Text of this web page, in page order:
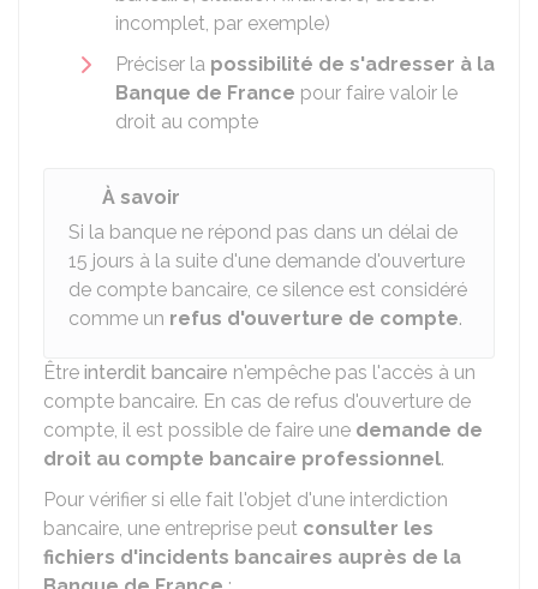
incomplet, par exemple)
Préciser la possibilité de s'adresser à la
Banque de France pour faire valoir le
droit au compte
À savoir
Si la banque ne répond pas dans un délai de
15 jours à la suite d'une demande d'ouverture
de compte bancaire, ce silence est considéré
comme un refus d'ouverture de compte.
Être interdit bancaire n'empêche pas l'accès à un
compte bancaire. En cas de refus d'ouverture de
compte, il est possible de faire une demande de
droit au compte bancaire professionnel.
Pour vérifier si elle fait l'objet d'une interdiction
bancaire, une entreprise peut consulter les
fichiers d'incidents bancaires auprès de la